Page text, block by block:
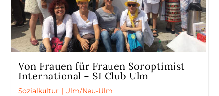
Von Frauen für Frauen Soroptimist
International – SI Club Ulm
Sozialkultur | Ulm/Neu-Ulm